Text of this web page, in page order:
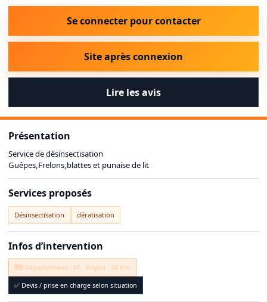
Présentation
Service de désinsectisation
Guêpes,Frelons,blattes et punaise de lit
Services proposés
Désinsectisation dératisation
Infos d’intervention
🗺️ Département : 80 · Rayon : 30 km
✅ Devis / prise en charge selon situation
Se connecter pour contacter
Site après connexion
Lire les avis